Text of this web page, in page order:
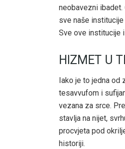
neobavezni
sve naše
Sve ove institucije
HIZMET U
Iako je to jedna od
tesavvufom i
vezana za srce.
stavlja na nijet,
procvjeta pod
historiji.